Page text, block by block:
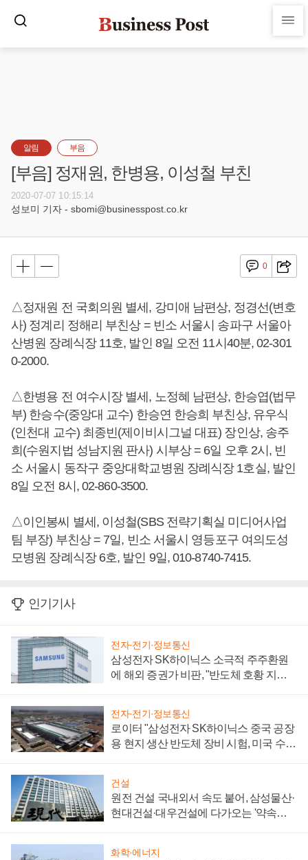
알림 부음
[부음] 정재원, 한병용, 이성철 부친
2020-07-07 10:15:14
성보미 기자 - sbomi@businesspost.co.kr
0
△정재원 전 국회의원 별세, 강미애 남편상, 정경선(변호
사) 정계리 정해리 부친상 = 빈소 서울시 송파구 서울아
산병원 장례식장 11호, 발인 8일 오전 11시40분, 02-301
0-2000.
△한병용 전 여수시장 별세, 노정혜 남편상, 한승엽(법무
부) 한승수(중앙대 교수) 한승연 한승희 부친상, 유우식
(인천대 교수) 최종빈(제이비시그널 대표) 장인상, 송주
희(수원지법 성남지원 판사) 시부상 = 6일 오후 2시, 빈
소 서울시 동작구 중앙대학교병원 장례식장 1호실, 발인
8일 오전 8시, 02-860-3500.
△이인봉씨 별세, 이성철(SBS 전략기획실 미디어사업
팀 부장) 부친상 = 7일, 빈소 서울시 영등포구 여의도성
모병원 장례식장 6호, 발인 9일, 010-8740-7415.
인기기사
전자·전기·정보통신
삼성전자 SK하이닉스 소극적 주주환원
에 해외 증권가 비판, "반도체 호황 지속
전자·전기·정보통신
로이터 "삼성전자 SK하이닉스 중국 공장
용 현지 생산 반도체 장비 시험, 미국 수출
건설
원전 건설 국내외서 속도 붙어, 삼성물산·
현대건설·대우건설에 다가오는 '약속의
화학·에너지